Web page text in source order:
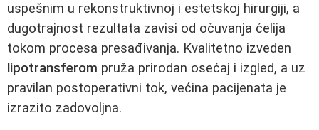
uspešnim u rekonstruktivnoj i estetskoj hirurgiji, a
dugotrajnost rezultata zavisi od očuvanja ćelija
tokom procesa presađivanja. Kvalitetno izveden
lipotransferom pruža prirodan osećaj i izgled, a uz
pravilan postoperativni tok, većina pacijenata je
izrazito zadovoljna.